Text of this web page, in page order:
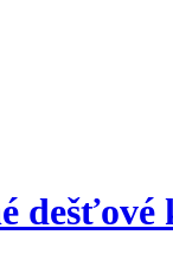
dešťové